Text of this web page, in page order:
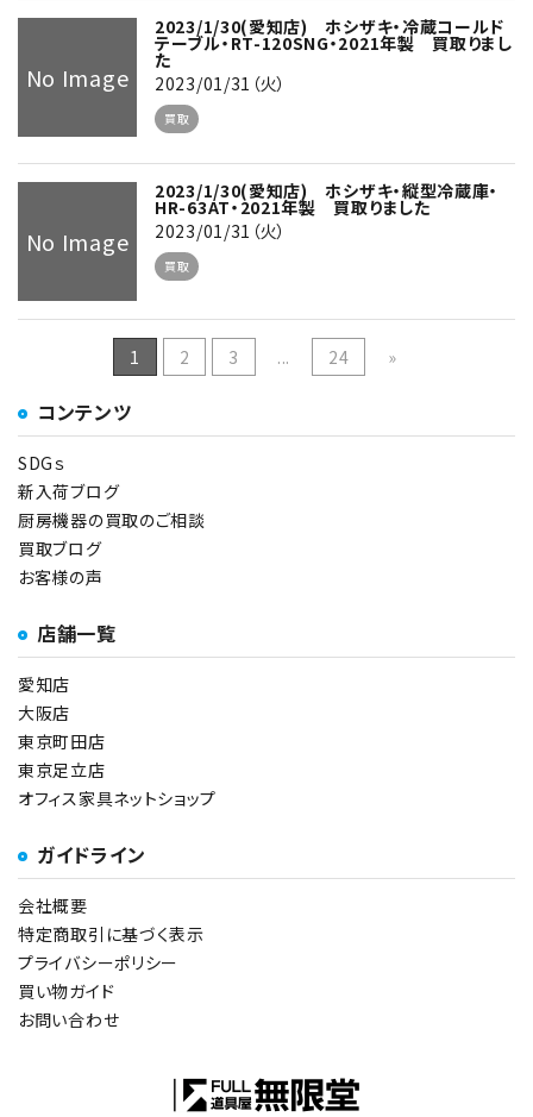
No Image
2023/1/30(愛知店) ホシザキ・冷蔵コールド
テーブル・RT-120SNG・2021年製 買取りまし
た
2023/01/31（火）
買取
No Image
2023/1/30(愛知店) ホシザキ・縦型冷蔵庫・
HR-63AT・2021年製 買取りました
2023/01/31（火）
買取
1 2 3 ... 24 »
コンテンツ
SDGｓ
新入荷ブログ
厨房機器の買取のご相談
買取ブログ
お客様の声
店舗一覧
愛知店
大阪店
東京町田店
東京足立店
オフィス家具ネットショップ
ガイドライン
会社概要
特定商取引に基づく表示
プライバシーポリシー
買い物ガイド
お問い合わせ